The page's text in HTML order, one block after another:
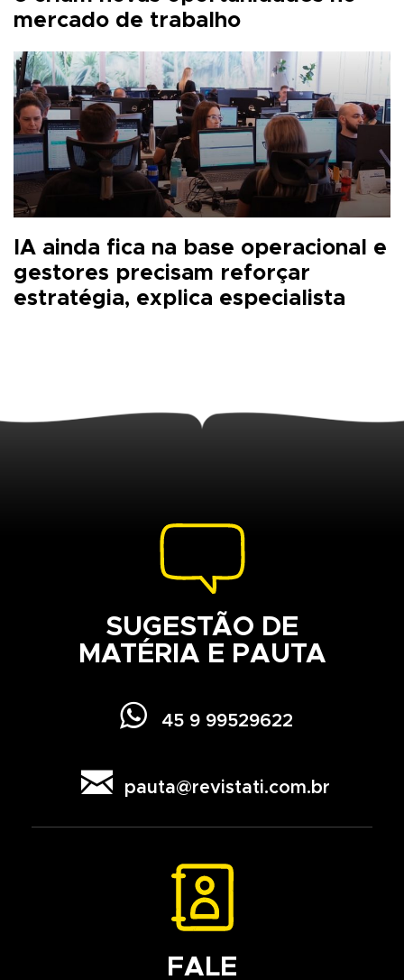
mercado de trabalho
IA ainda fica na base operacional e
gestores precisam reforçar
estratégia, explica especialista
SUGESTÃO DE
MATÉRIA E PAUTA
 45 9 99529622
 pauta@revistati.com.br
FALE